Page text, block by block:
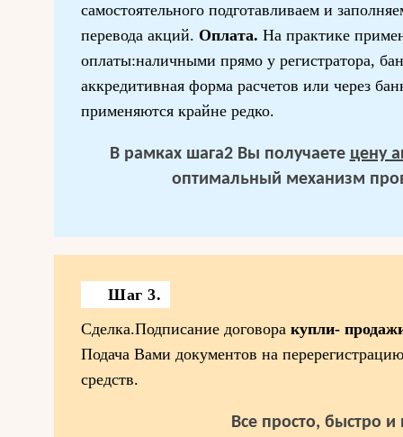
самостоятельного подготавливаем и
перевода акций. Оплата. На практике
оплаты:наличными прямо у регистратора,
аккредитивная форма расчетов или через
применяются крайне редко.
В рамках шага2 Вы получаете цену
оптимальный механизм
Шаг 3.
Сделка.Подписание договора купли-
Подача Вами документов на
средств.
Все просто, быстро и